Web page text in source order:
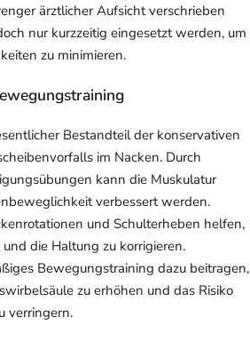
ärztlicher Aufsicht verschrieben
nur kurzzeitig eingesetzt werden, um
zu minimieren.
Bestandteil der konservativen
im Nacken. Durch
kann die Muskulatur
verbessert werden.
und Schulterheben helfen,
die Haltung zu korrigieren.
Bewegungstraining dazu beitragen,
zu erhöhen und das Risiko
verringern.